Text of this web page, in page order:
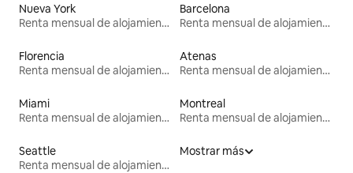
Nueva York
Renta mensual de alojamientos
Barcelona
Renta mensual de alojamientos
Florencia
Renta mensual de alojamientos
Atenas
Renta mensual de alojamientos
Miami
Renta mensual de alojamientos
Montreal
Renta mensual de alojamientos
Seattle
Renta mensual de alojamientos
Mostrar más